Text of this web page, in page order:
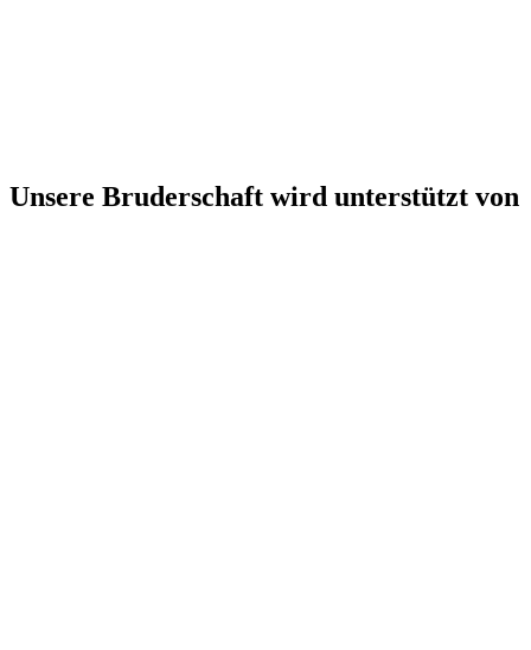
Unsere Bruderschaft wird unterstützt von